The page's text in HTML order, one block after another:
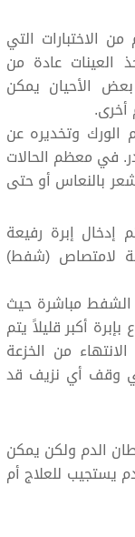
الاختبارات التي
العينات عادة من
الأحيان يمكن
الورك وتخديره عن
في معظم الحالات
بالنعاس أو حتى
إدخال إبرة رفيعة
لامتصاص (شفط)
الشفط مباشرة حيث
أكبر قليلاً يتم
من الخزعة
وقف أي نزيف قد
الدم ولكن يمكن
يستجيب للعلاج أم